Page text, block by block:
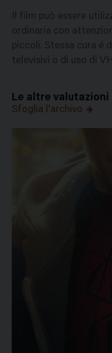
Il film può essere
ordinaria con
piccoli. Stessa cura é
televisivi o di uso di
Le altre valutazioni
Sfoglia l'archivo